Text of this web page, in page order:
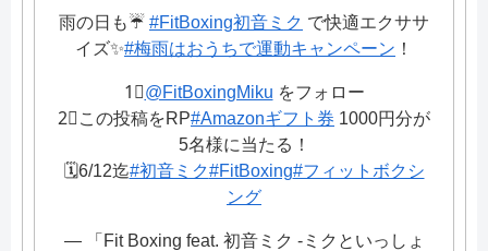
雨の日も☔️ #FitBoxing初音ミク で快適エクササ
イズ✨#梅雨はおうちで運動キャンペーン ！
1⃣@FitBoxingMiku をフォロー
2⃣この投稿をRP#Amazonギフト券 1000円分が
5名様に当たる！
🗓️6/12迄#初音ミク#FitBoxing#フィットボクシ
ング
— 「Fit Boxing feat. 初音ミク -ミクといっしょ